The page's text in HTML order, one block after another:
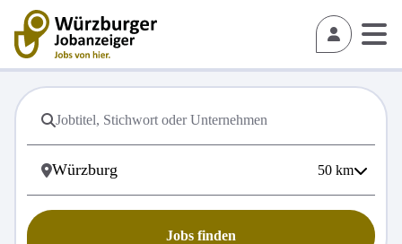
50 km
Jobs finden